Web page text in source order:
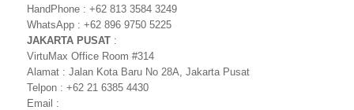
HandPhone : +62 813 3584 3249
WhatsApp : +62 896 9750 5225
JAKARTA PUSAT :
VirtuMax Office Room #314
Alamat : Jalan Kota Baru No 28A, Jakarta Pusat
Telpon : +62 21 6385 4430
Email :